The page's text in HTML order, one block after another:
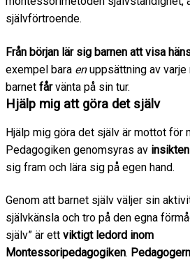
självförtroende.
Från början lär sig barnen att visa
exempel bara enuppsättning av varje
barnet fårvänta på sin tur.
Hjälp mig att göra det själv
Hjälp mig göra det själv är mottot för
Pedagogiken genomsyras av
sig fram och lära sig på egen hand.
Genom att barnet själv väljer sin
självkänsla och tro på den egna
själv” är ett viktigt ledord inom
Montessoripedagogiken.